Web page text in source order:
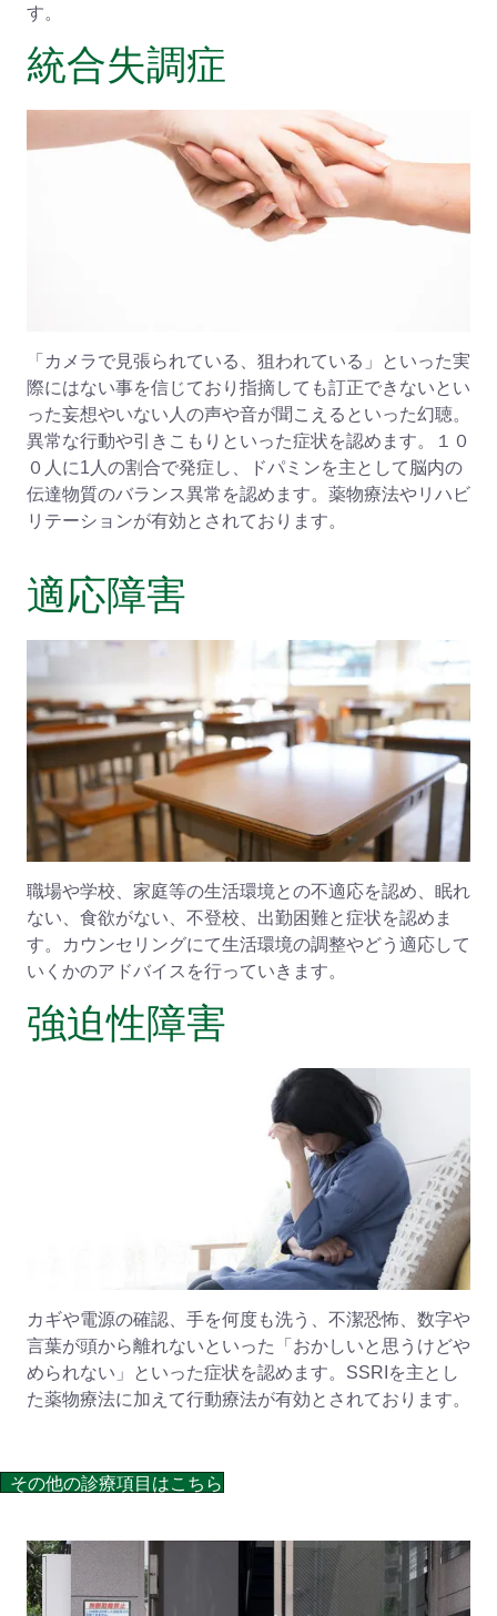
す。
統合失調症
「カメラで見張られている、狙われている」といった実
際にはない事を信じており指摘しても訂正できないとい
った妄想やいない人の声や音が聞こえるといった幻聴。
異常な行動や引きこもりといった症状を認めます。１０
０人に1人の割合で発症し、ドパミンを主として脳内の
伝達物質のバランス異常を認めます。薬物療法やリハビ
リテーションが有効とされております。
適応障害
職場や学校、家庭等の生活環境との不適応を認め、眠れ
ない、食欲がない、不登校、出勤困難と症状を認めま
す。カウンセリングにて生活環境の調整やどう適応して
いくかのアドバイスを行っていきます。
強迫性障害
カギや電源の確認、手を何度も洗う、不潔恐怖、数字や
言葉が頭から離れないといった「おかしいと思うけどや
められない」といった症状を認めます。SSRIを主とし
た薬物療法に加えて行動療法が有効とされております。
その他の診療項目はこちら